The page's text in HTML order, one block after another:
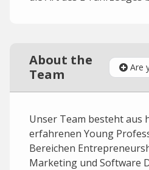
About the
Team
Are
Unser Team besteht aus
erfahrenen Young
Bereichen
Marketing und Software